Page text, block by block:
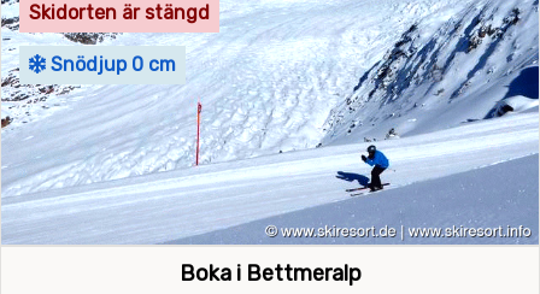
Skidorten är stängd
Snödjup 0 cm
Boka i Bettmeralp